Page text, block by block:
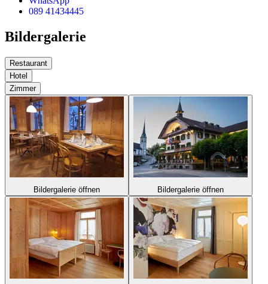
089 41434445
Bildergalerie
Restaurant
Hotel
Zimmer
Bildergalerie öffnen Bildergalerie öffnen